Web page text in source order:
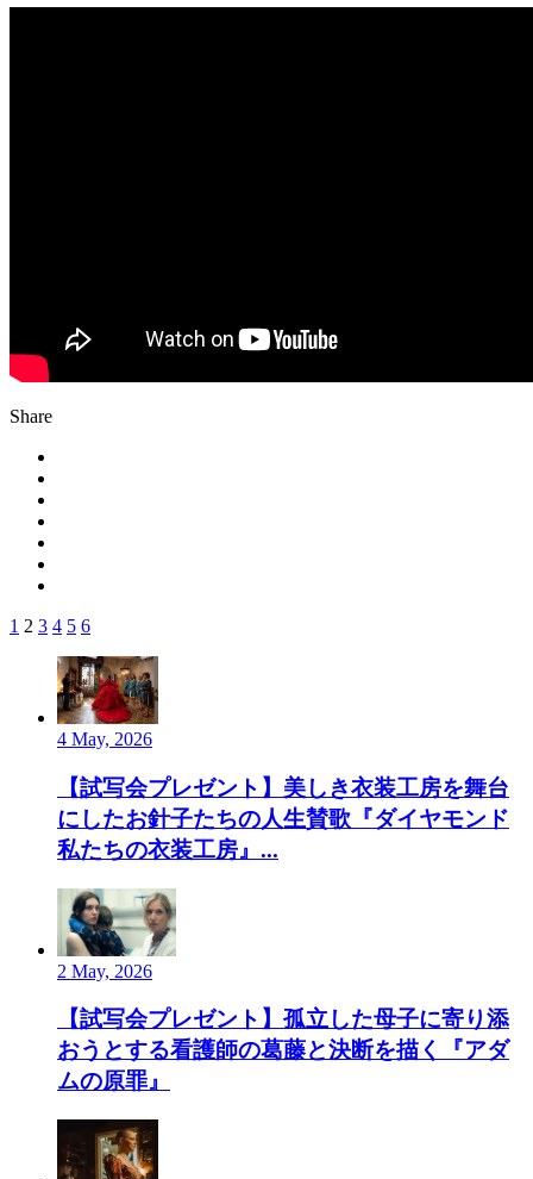
Share
1 2 3 4 5 6
4 May, 2026
【試写会プレゼント】美しき衣装工房を舞台
にしたお針子たちの人生賛歌『ダイヤモンド
私たちの衣装工房』...
2 May, 2026
【試写会プレゼント】孤立した母子に寄り添
おうとする看護師の葛藤と決断を描く『アダ
ムの原罪』